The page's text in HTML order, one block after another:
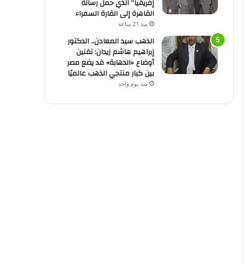
إفريقيا” الذي حمل رسالة
القاهرة إلى القارة السمراء
منذ 21 ساعة
الذهب سيد المعادن.. الدكتور
إبراهيم هاشم زيدان: تقنين
أوضاع «الدهابة» قد يضع مصر
بين كبار منتجي الذهب عالميًا
منذ يوم واحد